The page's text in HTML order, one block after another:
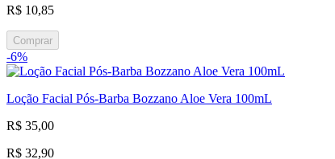
R$ 10,85
Comprar
-6%
Loção Facial Pós-Barba Bozzano Aloe Vera 100mL
R$ 35,00
R$ 32,90